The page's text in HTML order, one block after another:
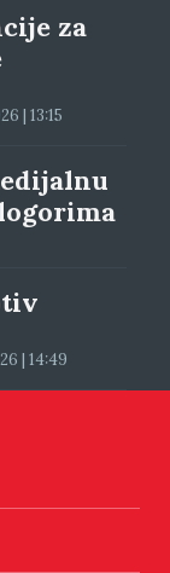
za
| 13:15
| 14:49